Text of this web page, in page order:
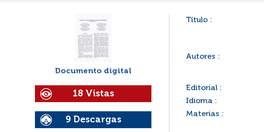
Documento digital
18 Vistas
9 Descargas
Título :
Autores :
Editorial :
Idioma :
Materias :